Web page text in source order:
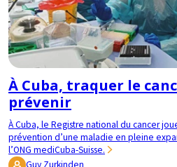
À Cuba, traquer le
prévenir
À Cuba, le Registre national du cancer
prévention d’une maladie en pleine
l’ONG mediCuba-Suisse.